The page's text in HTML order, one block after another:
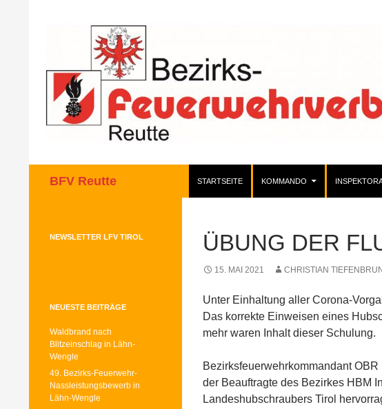
BFV Reutte STARTSEITE KOMMANDO
ÜBUNG DER
15. MAI 2021 CHRISTIAN
Unter Einhaltung aller Corona-
Das korrekte Einweisen eines
mehr waren Inhalt dieser Schulung.
Bezirksfeuerwehrkommandant
der Beauftragte des Bezirkes HBM
Landeshubschraubers Tirol
NEWSLETTER LFV TIROL
NEUESTE BEITRÄGE
Waldbrand nach
Blitzeinschlag in Lähn-
Wengle
49. Bezirks-Feuerwehr-
Nassleistungsbewerb in
Lähn-Wengle